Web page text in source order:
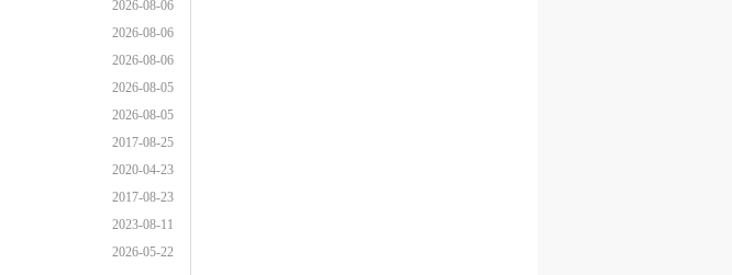
2026-08-06
2026-08-06
2026-08-06
2026-08-05
2026-08-05
2017-08-25
2020-04-23
2017-08-23
2023-08-11
2026-05-22